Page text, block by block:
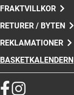
FRAKTVILLKOR
RETURER / BYTEN
REKLAMATIONER
BASKETKALENDERN